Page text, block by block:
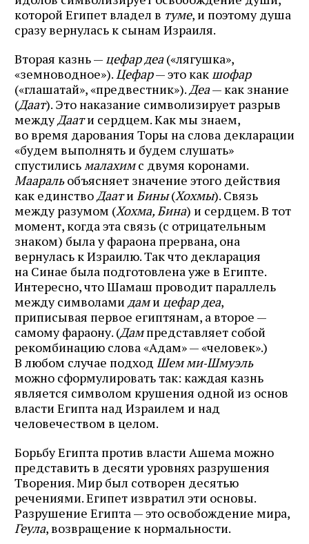
которой Египет владел в туме, и поэтому душа
сразу вернулась к сынам Израиля.
Вторая казнь — цефар деа(«лягушка»,
«земноводное»). Цефар— это как шофар
(«глашатай», «предвестник»). Деа— как знание
(Даат). Это наказание символизирует разрыв
между Даати сердцем. Как мы знаем,
во время дарования Торы на слова декларации
«будем выполнять и будем слушать»
спустились малахимс двумя коронами.
Мааральобъясняет значение этого действия
как единство Даати Бины(Хохмы). Связь
между разумом (Хохма, Бина) и сердцем. В тот
момент, когда эта связь (с отрицательным
знаком) была у фараона прервана, она
вернулась к Израилю. Так что декларация
на Синае была подготовлена уже в Египте.
Интересно, что Шамаш проводит параллель
между символами дами цефар деа,
приписывая первое египтянам, а второе —
самому фараону. (Дампредставляет собой
рекомбинацию слова «Адам» — «человек».)
В любом случае подход Шем ми‑Шмуэль
можно сформулировать так: каждая казнь
является символом крушения одной из основ
власти Египта над Израилем и над
человечеством в целом.
Борьбу Египта против власти Ашема можно
представить в десяти уровнях разрушения
Творения. Мир был сотворен десятью
речениями. Египет извратил эти основы.
Разрушение Египта — это освобождение мира,
Геула, возвращение к нормальности.